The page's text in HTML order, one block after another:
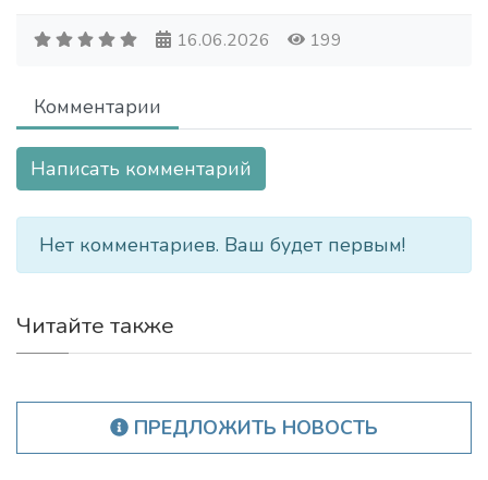
16.06.2026 199
Комментарии
Написать комментарий
Нет комментариев. Ваш будет первым!
Читайте также
ПРЕДЛОЖИТЬ НОВОСТЬ